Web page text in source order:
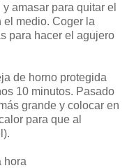
amasar para quitar el
el medio. Coger la
para hacer el agujero
de horno protegida
10 minutos. Pasado
grande y colocar en
para que al
hora